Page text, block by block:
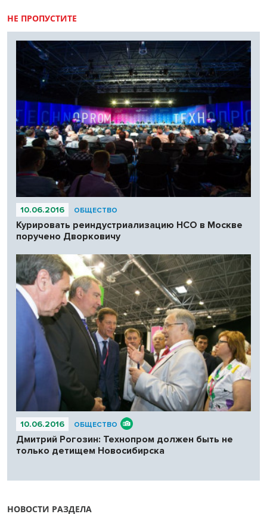
НЕ ПРОПУСТИТЕ
10.06.2016 ОБЩЕСТВО
Курировать реиндустриализацию НСО в Москве
поручено Дворковичу
10.06.2016 ОБЩЕСТВО
Дмитрий Рогозин: Технопром должен быть не
только детищем Новосибирска
НОВОСТИ РАЗДЕЛА